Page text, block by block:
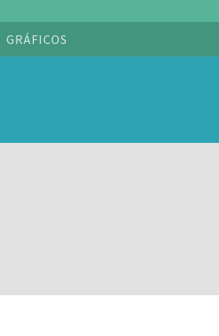
GRÁFICOS